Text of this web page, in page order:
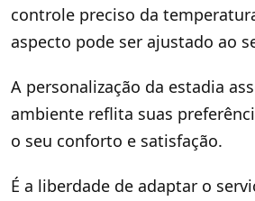
controle preciso da
aspecto pode ser ajustado ao
A personalização da estadia
ambiente reflita suas
o seu conforto e satisfação.
É a liberdade de adaptar o